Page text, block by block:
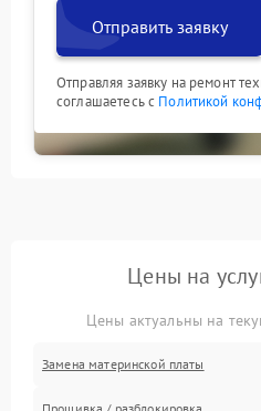
Отправить заявку
Отправляя заявку на ремонт
соглашаетесь с Политикой
Цены на
Цены актуальны на
Замена материнской платы